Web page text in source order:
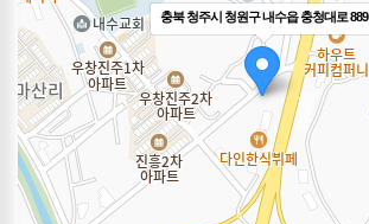
충북 청주시 청원구 내수읍 충청대로 889